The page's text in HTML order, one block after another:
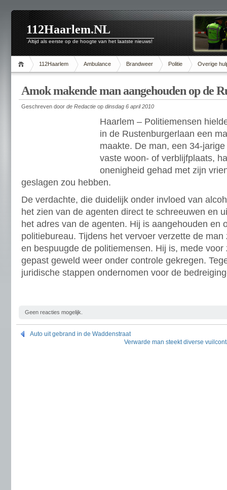
112Haarlem.NL
Altijd als eerste op de hoogte van het laatste nieuws!
112Haarlem Ambulance Brandweer Politie Overige
Amok makende man aangehouden op de
Geschreven door de Redactie op dinsdag 6 april 2010
Haarlem – Politiemensen
in de Rustenburgerlaan een
maakte. De man, een 34-
vaste woon- of verblijfplaats,
onenigheid gehad met zijn
geslagen zou hebben.
De verdachte, die duidelijk onder invloed van
het zien van de agenten direct te schreeuwen en
het adres van de agenten. Hij is aangehouden en
politiebureau. Tijdens het vervoer verzette de
en bespuugde de politiemensen. Hij is, mede
gepast geweld weer onder controle gekregen.
juridische stappen ondernomen voor de
Geen reacties mogelijk.
Auto uit gebrand in de Waddenstraat
Verwarde man steekt diverse